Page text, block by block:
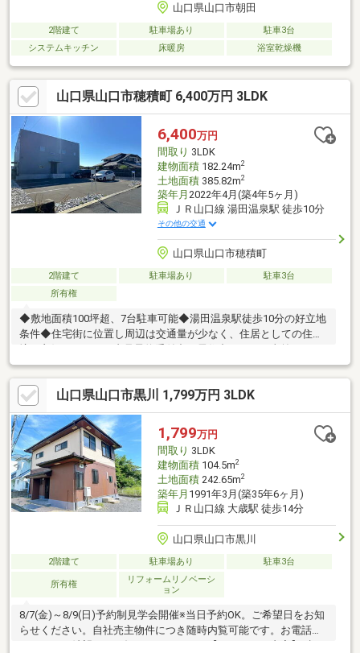
山口県山口市朝田
2階建て 駐車場あり
駐車3台
システムキッチン
床暖房 浴室乾燥機
山口県山口市穂積町 6,400万円 3LDK
6,400万円
間取り 3LDK
建物面積182.24m2
土地面積385.82m2
築年月 2022年4月(築4年5ヶ月)
ＪＲ山口線 湯田温泉駅 徒歩10分
その他の交通
山口県山口市穂積町
2階建て 駐車場あり
駐車3台
所有権
◆敷地面積100坪超、7台駐車可能◆湯田温泉駅徒歩10分の好立地
条件◆住宅街に位置し周辺は交通量が少なく、住居としての住環
調整が必要となります。ご内見希望日程等、まずはお気軽にお問
合せ・ご相談下さいませ。
山口県山口市黒川 1,799万円 3LDK
1,799万円
間取り 3LDK
建物面積104.5m2
土地面積242.65m2
築年月 1991年3月(築35年6ヶ月)
ＪＲ山口線 大歳駅 徒歩14分
山口県山口市黒川
2階建て 駐車場あり 駐車3台
所有権
リフォームリノベーシ
ョン
8/7(金)～8/9(日)予約制見学会開催※当日予約OK。ご希望日をお知
らせください。自社売主物件につき随時内覧可能です。お電話か
メールでご希望日をお知らせください。【リフォーム内容】●標